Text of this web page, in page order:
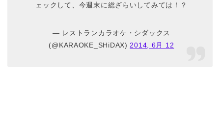
ェックして、今週末に総ざらいしてみては！？
— レストランカラオケ・シダックス
(@KARAOKE_SHiDAX) 2014, 6月 12